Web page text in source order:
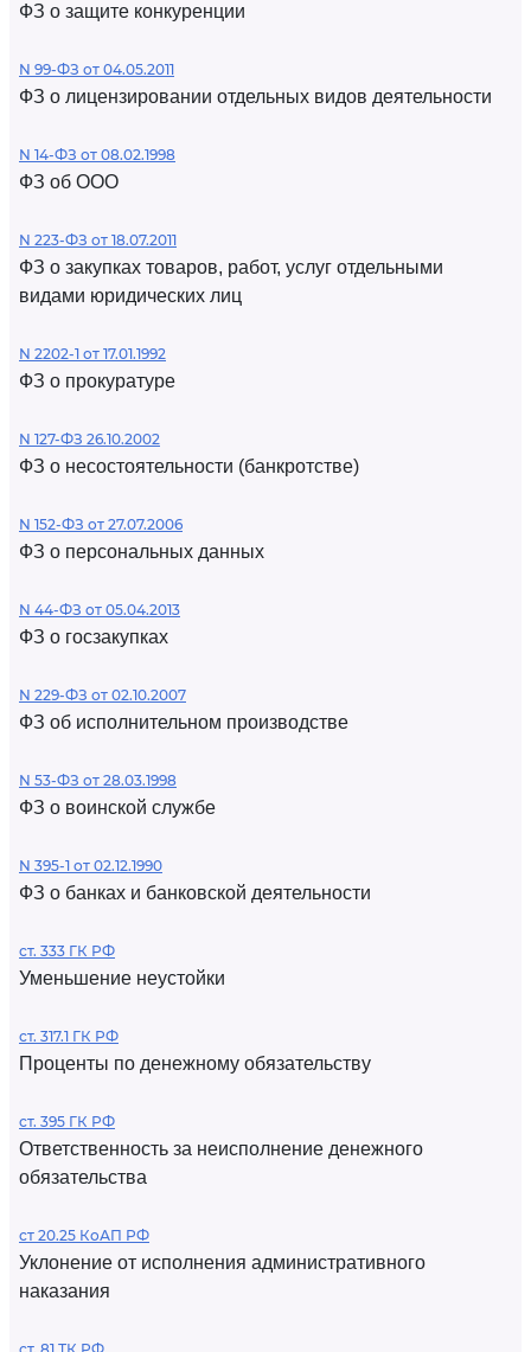
ФЗ о защите конкуренции
N 99-ФЗ от 04.05.2011
ФЗ о лицензировании отдельных видов деятельности
N 14-ФЗ от 08.02.1998
ФЗ об ООО
N 223-ФЗ от 18.07.2011
ФЗ о закупках товаров, работ, услуг отдельными
видами юридических лиц
N 2202-1 от 17.01.1992
ФЗ о прокуратуре
N 127-ФЗ 26.10.2002
ФЗ о несостоятельности (банкротстве)
N 152-ФЗ от 27.07.2006
ФЗ о персональных данных
N 44-ФЗ от 05.04.2013
ФЗ о госзакупках
N 229-ФЗ от 02.10.2007
ФЗ об исполнительном производстве
N 53-ФЗ от 28.03.1998
ФЗ о воинской службе
N 395-1 от 02.12.1990
ФЗ о банках и банковской деятельности
ст. 333 ГК РФ
Уменьшение неустойки
ст. 317.1 ГК РФ
Проценты по денежному обязательству
ст. 395 ГК РФ
Ответственность за неисполнение денежного
обязательства
ст 20.25 КоАП РФ
Уклонение от исполнения административного
наказания